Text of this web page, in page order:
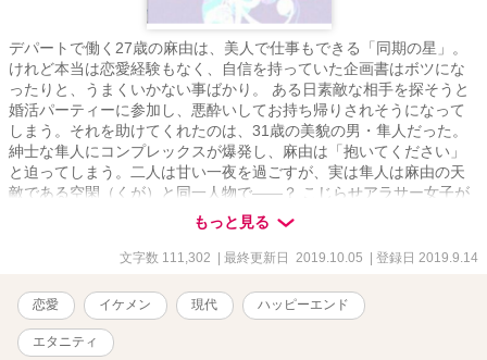
デパートで働く27歳の麻由は、美人で仕事もできる「同期の星」。
けれど本当は恋愛経験もなく、自信を持っていた企画書はボツにな
ったりと、うまくいかない事ばかり。 ある日素敵な相手を探そうと
婚活パーティーに参加し、悪酔いしてお持ち帰りされそうになって
しまう。それを助けてくれたのは、31歳の美貌の男・隼人だった。
紳士な隼人にコンプレックスが爆発し、麻由は「抱いてください」
と迫ってしまう。二人は甘い一夜を過ごすが、実は隼人は麻由の天
敵である空閑（くが）と同一人物で――？ こじらせアラサー女子が
恋も仕事も手に入れるお話です。 ※表紙画像は湯弐（pixiv
ID:3989101）様の作品をお借りしています。
もっと見る
文字数 111,302 | 最終更新日 2019.10.05 | 登録日 2019.9.14
恋愛 イケメン 現代 ハッピーエンド
エタニティ